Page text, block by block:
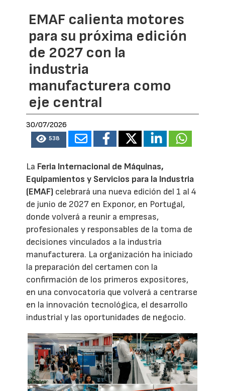
EMAF calienta motores
para su próxima edición
de 2027 con la
industria
manufacturera como
eje central
30/07/2026
538
La Feria Internacional de Máquinas,
Equipamientos y Servicios para la Industria
(EMAF) celebrará una nueva edición del 1 al 4
de junio de 2027 en Exponor, en Portugal,
donde volverá a reunir a empresas,
profesionales y responsables de la toma de
decisiones vinculados a la industria
manufacturera. La organización ha iniciado
la preparación del certamen con la
confirmación de los primeros expositores,
en una convocatoria que volverá a centrarse
en la innovación tecnológica, el desarrollo
industrial y las oportunidades de negocio.